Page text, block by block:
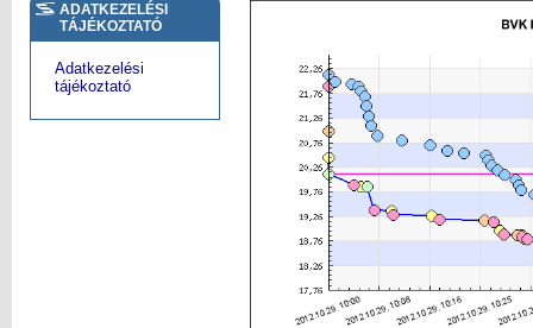
ADATKEZELÉSI
TÁJÉKOZTATÓ
Adatkezelési
tájékoztató